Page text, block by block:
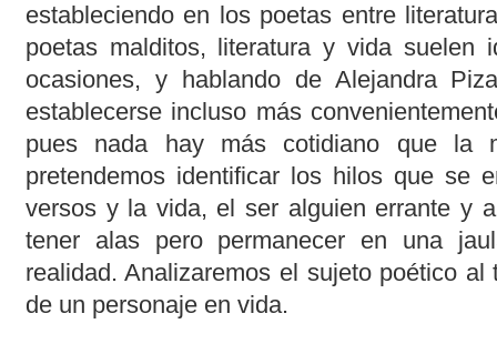
estableciendo en los poetas entre
poetas malditos, literatura y vida suelen
ocasiones, y hablando de Alejandra
establecerse incluso más
pues nada hay más cotidiano que la
pretendemos identificar los hilos que se
versos y la vida, el ser alguien errante y
tener alas pero permanecer en una
realidad. Analizaremos el sujeto poético
de un personaje en vida.